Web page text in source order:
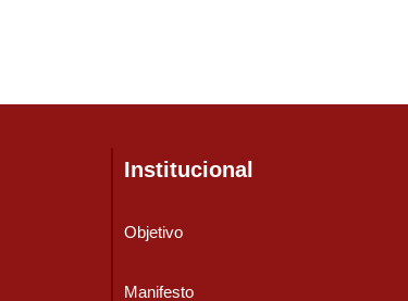
Institucional
Objetivo
Manifesto